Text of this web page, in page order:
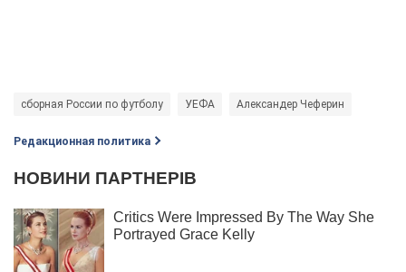
сборная России по футболу УЕФА Александер Чеферин
Редакционная политика